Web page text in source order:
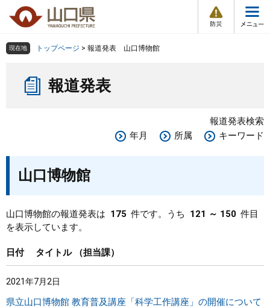
の
ー
メ
組織で探す
Other Languages
くらし・環境
教育・文化・スポーツ
しごと・産業・観光
現在地 トップページ > 報道発表 山口博物館
報道発表
報道発表検索
年月
所属 キーワード
山口博物館
山口博物館の報道発表は 175 件です。うち 121 ～ 150 件目
を表示しています。
日付 タイトル 担当課
2021年7月2日
県立山口博物館 教育普及講座「科学工作講座」の開催について